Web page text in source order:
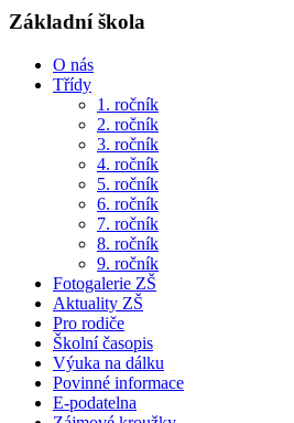
Základní škola
O nás
Třídy
1. ročník
2. ročník
3. ročník
4. ročník
5. ročník
6. ročník
7. ročník
8. ročník
9. ročník
Fotogalerie ZŠ
Aktuality ZŠ
Pro rodiče
Školní časopis
Výuka na dálku
Povinné informace
E-podatelna